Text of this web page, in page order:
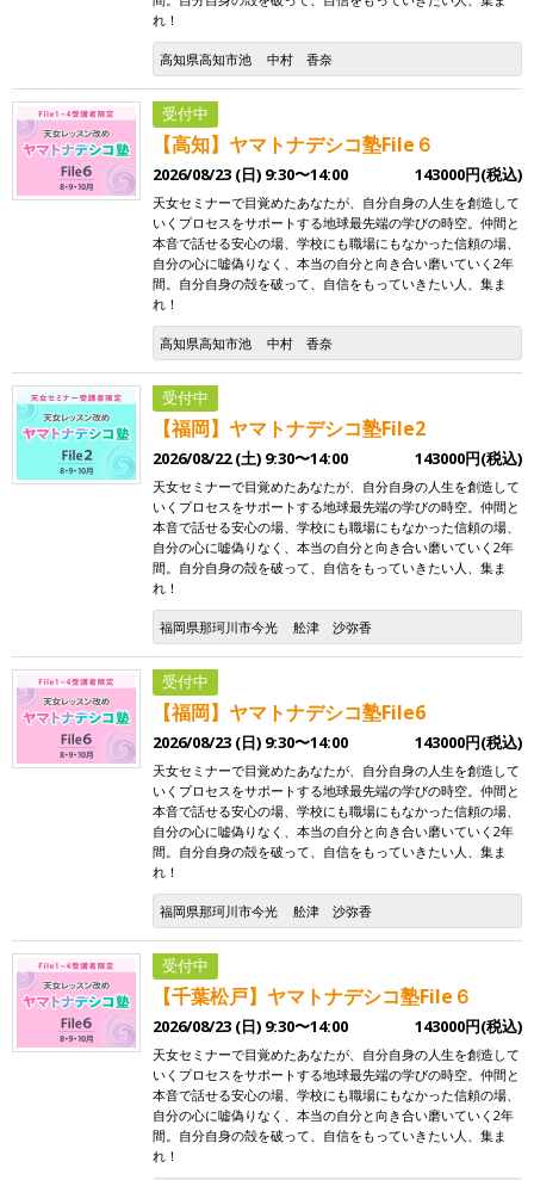
れ！
高知県高知市池 中村 香奈
受付中
【高知】ヤマトナデシコ塾File６
2026/08/23 (日) 9:30〜14:00 143000円(税込)
天女セミナーで目覚めたあなたが、自分自身の人生を創造して
いくプロセスをサポートする地球最先端の学びの時空。仲間と
本音で話せる安心の場、学校にも職場にもなかった信頼の場、
自分の心に嘘偽りなく、本当の自分と向き合い磨いていく2年
間。自分自身の殻を破って、自信をもっていきたい人、集ま
れ！
高知県高知市池 中村 香奈
受付中
【福岡】ヤマトナデシコ塾File2
2026/08/22 (土) 9:30〜14:00 143000円(税込)
天女セミナーで目覚めたあなたが、自分自身の人生を創造して
いくプロセスをサポートする地球最先端の学びの時空。仲間と
本音で話せる安心の場、学校にも職場にもなかった信頼の場、
自分の心に嘘偽りなく、本当の自分と向き合い磨いていく2年
間。自分自身の殻を破って、自信をもっていきたい人、集ま
れ！
福岡県那珂川市今光 舩津 沙弥香
受付中
【福岡】ヤマトナデシコ塾File6
2026/08/23 (日) 9:30〜14:00 143000円(税込)
天女セミナーで目覚めたあなたが、自分自身の人生を創造して
いくプロセスをサポートする地球最先端の学びの時空。仲間と
本音で話せる安心の場、学校にも職場にもなかった信頼の場、
自分の心に嘘偽りなく、本当の自分と向き合い磨いていく2年
間。自分自身の殻を破って、自信をもっていきたい人、集ま
れ！
福岡県那珂川市今光 舩津 沙弥香
受付中
【千葉松戸】ヤマトナデシコ塾File６
2026/08/23 (日) 9:30〜14:00 143000円(税込)
天女セミナーで目覚めたあなたが、自分自身の人生を創造して
いくプロセスをサポートする地球最先端の学びの時空。仲間と
本音で話せる安心の場、学校にも職場にもなかった信頼の場、
自分の心に嘘偽りなく、本当の自分と向き合い磨いていく2年
間。自分自身の殻を破って、自信をもっていきたい人、集ま
れ！